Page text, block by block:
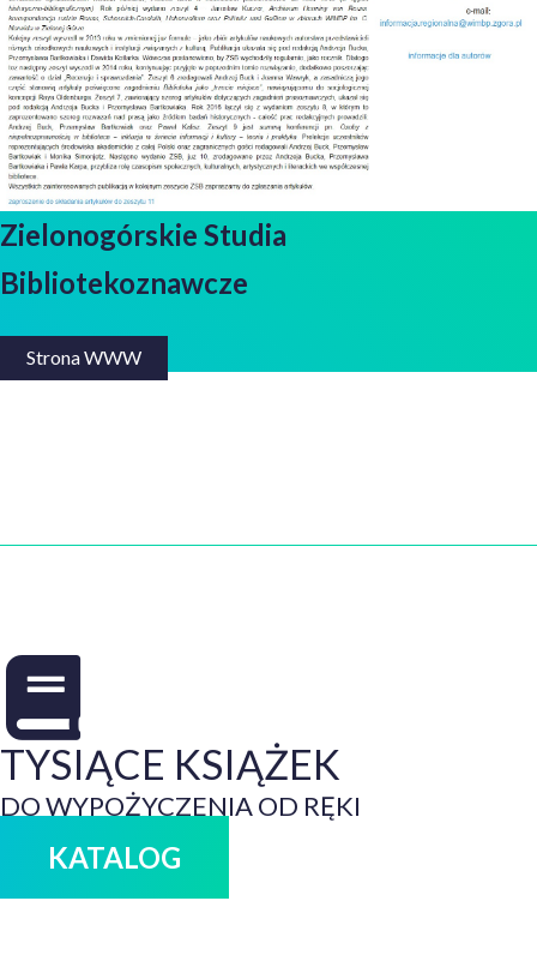
Zielonogórskie Studia
Bibliotekoznawcze
Strona WWW
TYSIĄCE KSIĄŻEK
DO WYPOŻYCZENIA OD RĘKI
KATALOG